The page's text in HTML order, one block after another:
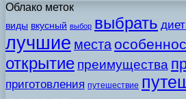
Облако меток
виды вкусный выбор выбрать
лучшие места
открытие преимущества
приготовления путешествие